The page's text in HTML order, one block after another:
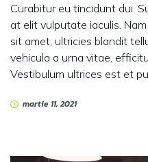
Curabitur eu tincidunt dui.
at elit vulputate iaculis.
sit amet, ultricies blandit
vehicula a urna vitae,
Vestibulum ultrices est et
martie 11, 2021